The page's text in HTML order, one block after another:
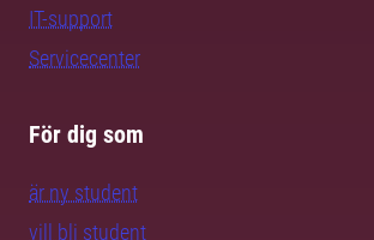
IT-support
Servicecenter
För dig som
är ny student
vill bli student